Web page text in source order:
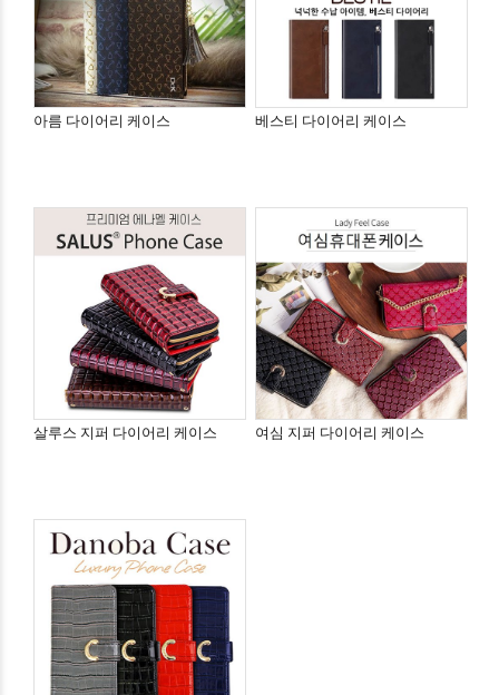
아름 다이어리 케이스 베스티 다이어리 케이스
살루스 지퍼 다이어리 케이스 여심 지퍼 다이어리 케이스